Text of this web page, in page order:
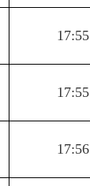
17:55
17:55
17:56